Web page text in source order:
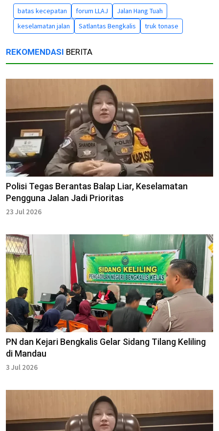
batas kecepatan forum LLAJ
Jalan Hang Tuah
keselamatan jalan
Satlantas Bengkalis truk tonase
REKOMENDASI BERITA
Polisi Tegas Berantas Balap Liar, Keselamatan
Pengguna Jalan Jadi Prioritas
23 Jul 2026
PN dan Kejari Bengkalis Gelar Sidang Tilang Keliling
di Mandau
3 Jul 2026